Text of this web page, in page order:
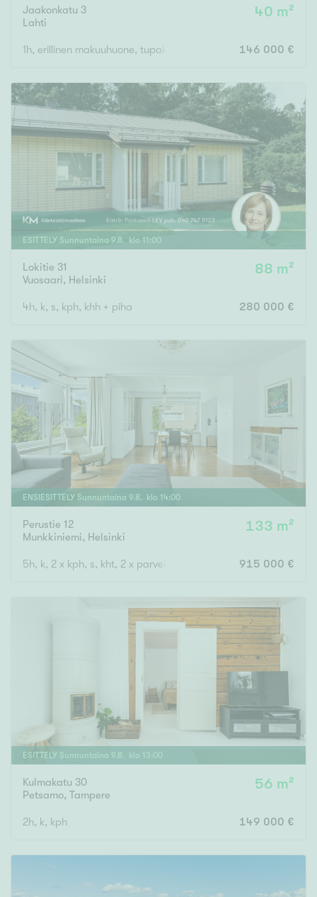
Jaakonkatu 3
Lahti
40 m²
1h, erillinen makuuhuone, tupakeittiö, s, p 146 000 €
ESITTELY Sunnuntaina 9.8. klo 11 :00
Lokitie 31
Vuosaari, Helsinki
88 m²
4h, k, s, kph, khh + piha 280 000 €
ENSIESITTELY Sunnuntaina 9.8. klo 14:00
Perustie 12
Munkkiniemi, Helsinki
133 m²
5h, k, 2 x kph, s, kht, 2 x parveke 915 000 €
ESITTELY Sunnuntaina 9.8. klo 13:00
Kulmakatu 30
Petsamo, Tampere
56 m²
2h, k, kph 149 000 €